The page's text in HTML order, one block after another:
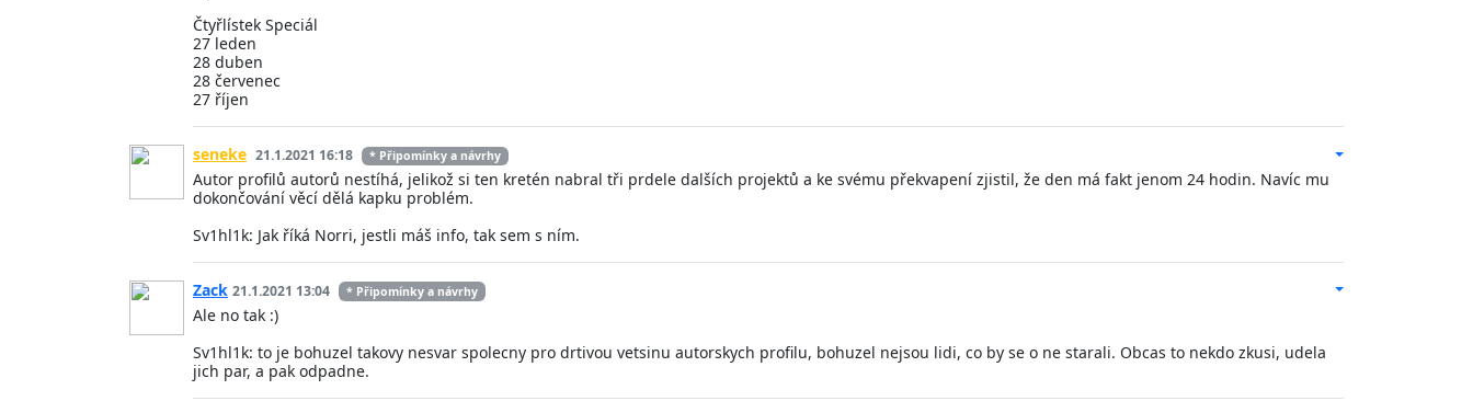
Čtyřlístek Speciál
27 leden
28 duben
28 červenec
27 říjen
seneke 21.1.2021 16:18 * Připomínky a návrhy
Autor profilů autorů nestíhá, jelikož si ten kretén nabral tři prdele dalších projektů a ke svému překvapení zjistil, že den má fakt jenom 24 hodin. Navíc mu
dokončování věcí dělá kapku problém.
Sv1hl1k: Jak říká Norri, jestli máš info, tak sem s ním.
Zack 21.1.2021 13:04 * Připomínky a návrhy
Ale no tak :)
Sv1hl1k: to je bohuzel takovy nesvar spolecny pro drtivou vetsinu autorskych profilu, bohuzel nejsou lidi, co by se o ne starali. Obcas to nekdo zkusi, udela
jich par, a pak odpadne.